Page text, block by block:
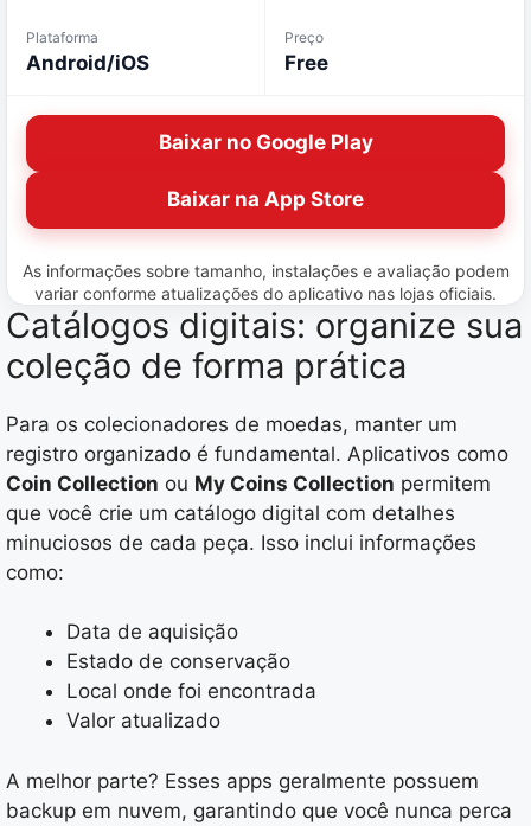
Plataforma
Android/iOS
Preço
Free
Baixar no Google Play
Baixar na App Store
As informações sobre tamanho, instalações e avaliação podem
variar conforme atualizações do aplicativo nas lojas oficiais.
Catálogos digitais: organize sua
coleção de forma prática
Para os colecionadores de moedas, manter um
registro organizado é fundamental. Aplicativos como
Coin Collection ou My Coins Collection permitem
que você crie um catálogo digital com detalhes
minuciosos de cada peça. Isso inclui informações
como:
Data de aquisição
Estado de conservação
Local onde foi encontrada
Valor atualizado
A melhor parte? Esses apps geralmente possuem
backup em nuvem, garantindo que você nunca perca